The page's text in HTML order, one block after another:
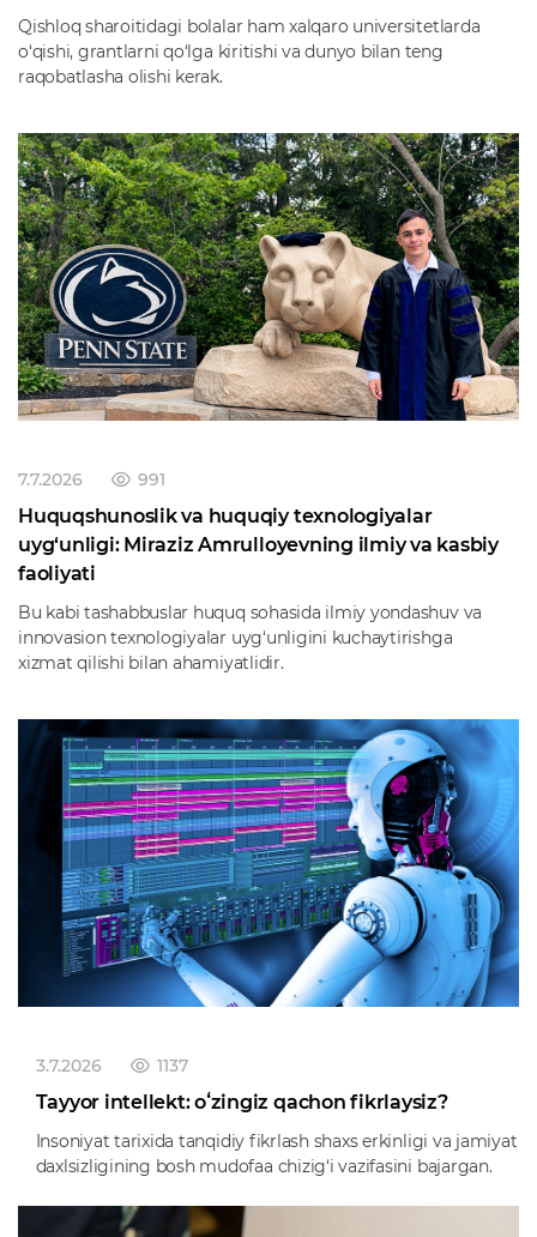
Qishloq sharoitidagi bolalar ham xalqaro universitetlarda
o‘qishi, grantlarni qo‘lga kiritishi va dunyo bilan teng
raqobatlasha olishi kerak.
7.7.2026 991
Huquqshunoslik va huquqiy texnologiyalar
uyg‘unligi: Miraziz Amrulloyevning ilmiy va kasbiy
faoliyati
Bu kabi tashabbuslar huquq sohasida ilmiy yondashuv va
innovasion texnologiyalar uyg‘unligini kuchaytirishga
xizmat qilishi bilan ahamiyatlidir.
3.7.2026 1137
Tayyor intellekt: oʻzingiz qachon fikrlaysiz?
Insoniyat tarixida tanqidiy fikrlash shaxs erkinligi va jamiyat
daxlsizligining bosh mudofaa chizig‘i vazifasini bajargan.